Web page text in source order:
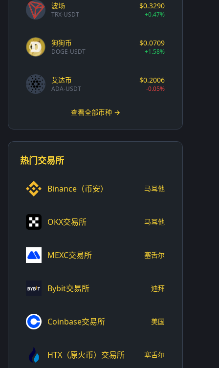
波场
TRX-USDT
$0.3290
+0.47%
狗狗币
DOGE-USDT
$0.0709
+1.58%
艾达币
ADA-USDT
$0.2006
-0.05%
查看全部币种 →
热门交易所
Binance（币安） 马耳他
OKX交易所 马耳他
MEXC交易所 塞舌尔
Bybit交易所 迪拜
Coinbase交易所 美国
HTX（原火币）交易所 塞舌尔